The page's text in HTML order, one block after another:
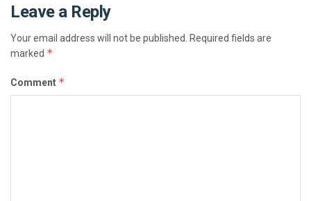
Leave a Reply
Your email address will not be published. Required fields are
marked *
Comment *